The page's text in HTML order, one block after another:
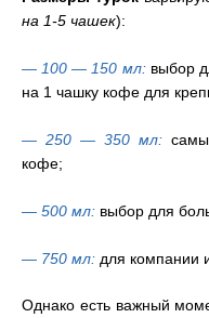
на 1-5 чашек):
— 100 — 150 мл: выбор
на 1 чашку кофе для
— 250 — 350 мл:
кофе;
— 500 мл: выбор для
— 750 мл: для компании
Однако есть важный